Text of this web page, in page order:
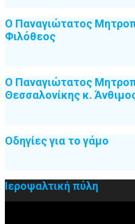
Ο Παναγιώτατος
Φιλόθεος
Ο Παναγιώτατος
Θεσσαλονίκης κ.
Οδηγίες για το γάμο
Ιεροψαλτική πύλη